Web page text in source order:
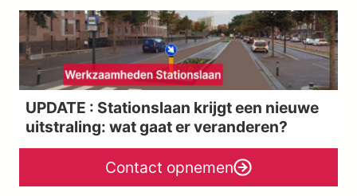
UPDATE : Stationslaan krijgt een nieuwe
uitstraling: wat gaat er veranderen?
Contact opnemen